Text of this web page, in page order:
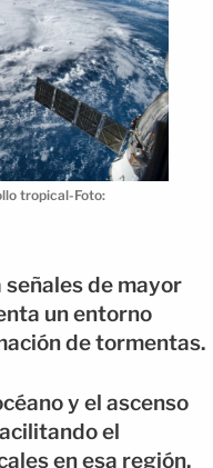
tropical-Foto:
de mayor
un entorno
de tormentas.
y el ascenso
el
en esa región.